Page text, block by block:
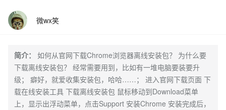
微wx笑
简介：
如何从官网下载Chrome浏览器离线安装包？ 为什么要
下载离线安装包？ 经常需要用到，比如有一堆电脑要装要升
级； 癖好，就爱收集安装包，哈哈……； 进入官网下载页面 下
载在线安装工具 下载离线安装包 鼠标移动到Download菜单
上，显示出浮动菜单，点击Support 安装Chrome 安装完成后，